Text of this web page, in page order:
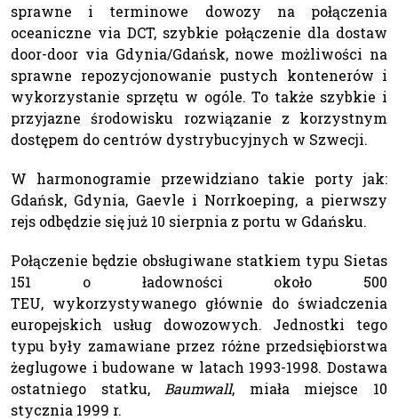
sprawne i terminowe dowozy na połączenia
oceaniczne via DCT, szybkie połączenie dla dostaw
door-door via Gdynia/Gdańsk, nowe możliwości na
sprawne repozycjonowanie pustych kontenerów i
wykorzystanie sprzętu w ogóle. To także szybkie i
przyjazne środowisku rozwiązanie z korzystnym
dostępem do centrów dystrybucyjnych w Szwecji.
W harmonogramie przewidziano takie porty jak:
Gdańsk, Gdynia, Gaevle i Norrkoeping, a pierwszy
rejs odbędzie się już 10 sierpnia z portu w Gdańsku.
Połączenie będzie obsługiwane statkiem typu Sietas
151 o ładowności około 500
TEU, wykorzystywanego głównie do świadczenia
europejskich usług dowozowych. Jednostki tego
typu były zamawiane przez różne przedsiębiorstwa
żeglugowe i budowane w latach 1993-1998. Dostawa
ostatniego statku, Baumwall, miała miejsce 10
stycznia 1999 r.